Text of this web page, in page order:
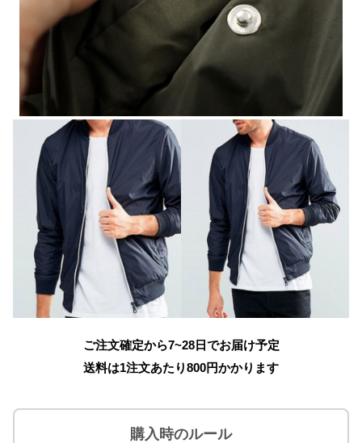
ご注文確定から7~28日でお届け予定
送料は1注文あたり800円かかります
購入時のルール